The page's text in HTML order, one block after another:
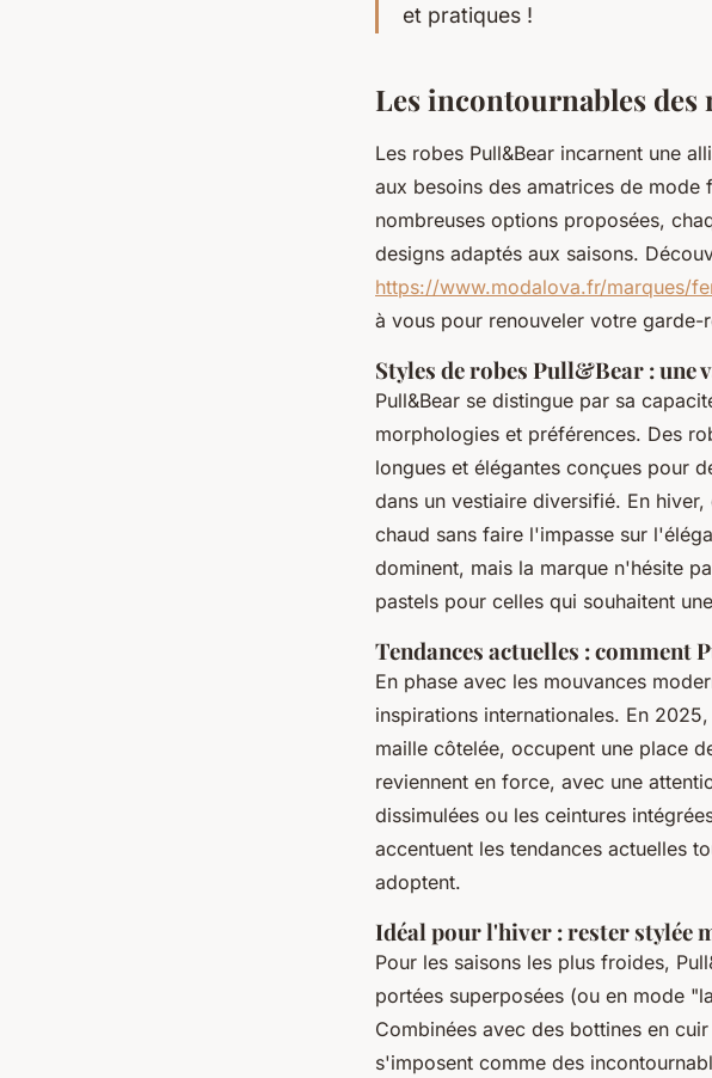
et pratiques !
Les incontournables
Les robes Pull&Bear incarnent une
aux besoins des amatrices de
nombreuses options proposées,
designs adaptés aux saisons.
https://www.modalova.fr/marques/
à vous pour renouveler votre garde-
Styles de robes Pull&Bear : une
Pull&Bear se distingue par sa
morphologies et préférences. Des
longues et élégantes conçues pour
dans un vestiaire diversifié. En
chaud sans faire l'impasse sur
dominent, mais la marque n'hésite
pastels pour celles qui souhaitent
Tendances actuelles :
En phase avec les mouvances
inspirations internationales. En
maille côtelée, occupent une place
reviennent en force, avec une
dissimulées ou les ceintures
accentuent les tendances actuelles
adoptent.
Idéal pour l'hiver : rester stylée
Pour les saisons les plus froides,
portées superposées (ou en mode
Combinées avec des bottines en
s'imposent comme des